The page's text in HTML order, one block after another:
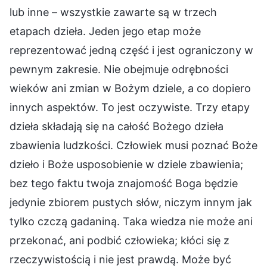
lub inne – wszystkie zawarte są w trzech
etapach dzieła. Jeden jego etap może
reprezentować jedną część i jest ograniczony w
pewnym zakresie. Nie obejmuje odrębności
wieków ani zmian w Bożym dziele, a co dopiero
innych aspektów. To jest oczywiste. Trzy etapy
dzieła składają się na całość Bożego dzieła
zbawienia ludzkości. Człowiek musi poznać Boże
dzieło i Boże usposobienie w dziele zbawienia;
bez tego faktu twoja znajomość Boga będzie
jedynie zbiorem pustych słów, niczym innym jak
tylko czczą gadaniną. Taka wiedza nie może ani
przekonać, ani podbić człowieka; kłóci się z
rzeczywistością i nie jest prawdą. Może być